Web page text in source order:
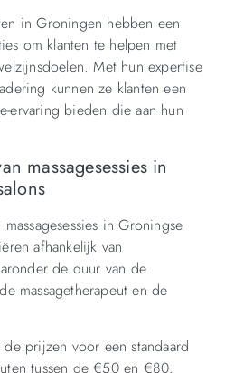
in Groningen hebben een
om klanten te helpen met
Met hun expertise
kunnen ze klanten een
ervaring bieden die aan hun
massagesessies in
in Groningse
afhankelijk van
de duur van de
massagetherapeut en de
prijzen voor een standaard
tussen de €50 en €80.